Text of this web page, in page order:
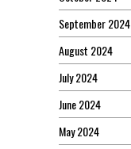
September 2024
August 2024
July 2024
June 2024
May 2024